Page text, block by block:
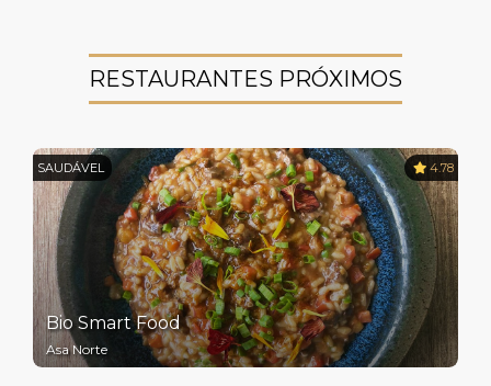
RESTAURANTES PRÓXIMOS
SAUDÁVEL 4.78
Bio Smart Food
Asa Norte